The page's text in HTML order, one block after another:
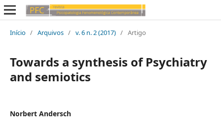
Início / Arquivos / v. 6 n. 2 (2017) / Artigo
Towards a synthesis of Psychiatry
and semiotics
Norbert Andersch